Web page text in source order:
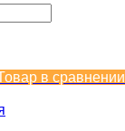
в сравнении